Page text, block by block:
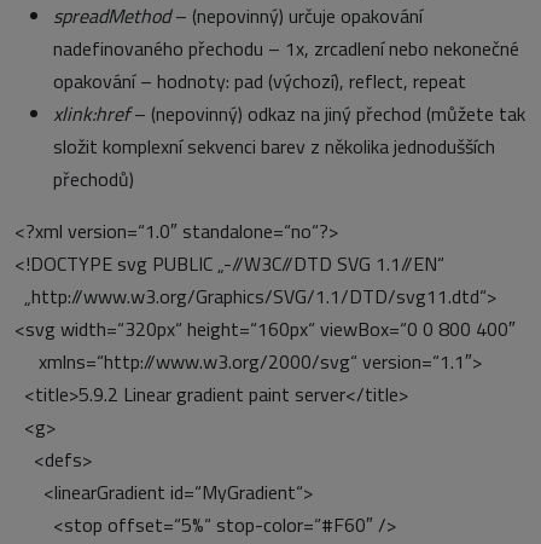
spreadMethod– (nepovinný) určuje opakování
nadefinovaného přechodu – 1x, zrcadlení nebo nekonečné
opakování – hodnoty: pad (výchozí), reflect, repeat
xlink:href– (nepovinný) odkaz na jiný přechod (můžete tak
složit komplexní sekvenci barev z několika jednodušších
přechodů)
<?xml version=“1.0″ standalone=“no“?>
<!DOCTYPE svg PUBLIC „-//W3C//DTD SVG 1.1//EN“
„http://www.w3.org/Graphics/SVG/1.1/DTD/svg11.dtd“>
<svg width=“320px“ height=“160px“ viewBox=“0 0 800 400″
xmlns=“http://www.w3.org/2000/svg“ version=“1.1″>
<title>5.9.2 Linear gradient paint server</title>
<g>
<defs>
<linearGradient id=“MyGradient“>
<stop offset=“5%“ stop-color=“#F60″ />